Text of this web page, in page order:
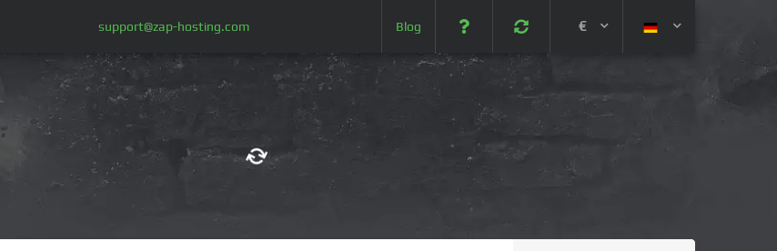
support@zap-hosting.com Blog €